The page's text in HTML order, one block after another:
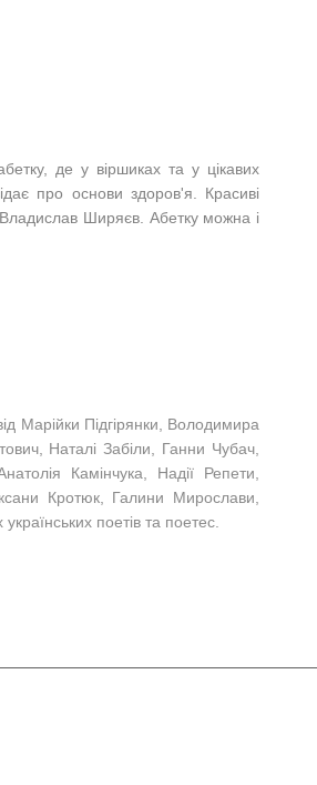
де у віршиках та у цікавих
про основи здоров'я. Красиві
Ширяєв. Абетку можна і
Марійки Підгірянки, Володимира
Наталі Забіли, Ганни Чубач,
Камінчука, Надії Репети,
Кротюк, Галини Мирослави,
поетів та поетес.